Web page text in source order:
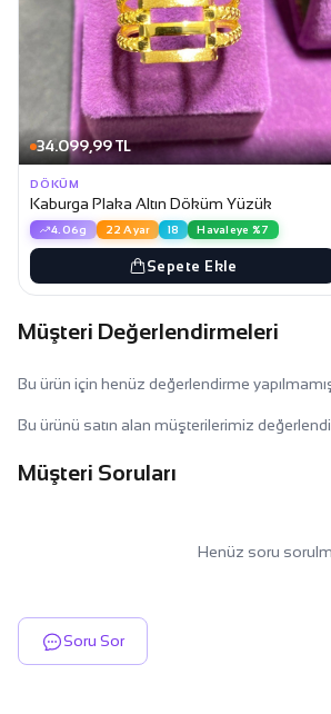
34.099,99 TL
DÖKÜM
Kaburga Plaka Altın Döküm Yüzük
4.06g 22 Ayar 18 Havaleye %7
Sepete Ekle
Müşteri Değerlendirmeleri
Bu ürün için henüz değerlendirme
Bu ürünü satın alan müşterilerimiz
Müşteri Soruları
Henüz soru
Soru Sor